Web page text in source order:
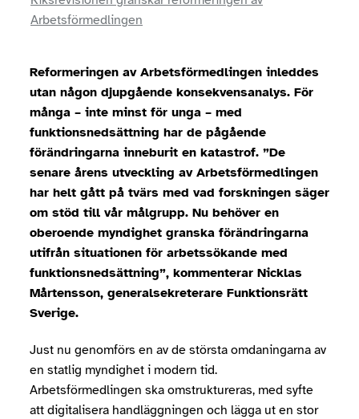
Arbetsförmedlingen
Reformeringen av Arbetsförmedlingen inleddes
utan någon djupgående konsekvensanalys. För
många – inte minst för unga – med
funktionsnedsättning har de pågående
förändringarna inneburit en katastrof. ”De
senare årens utveckling av Arbetsförmedlingen
har helt gått på tvärs med vad forskningen säger
om stöd till vår målgrupp. Nu behöver en
oberoende myndighet granska förändringarna
utifrån situationen för arbetssökande med
funktionsnedsättning”, kommenterar Nicklas
Mårtensson, generalsekreterare Funktionsrätt
Sverige.
Just nu genomförs en av de största omdaningarna av
en statlig myndighet i modern tid.
Arbetsförmedlingen ska omstruktureras, med syfte
att digitalisera handläggningen och lägga ut en stor